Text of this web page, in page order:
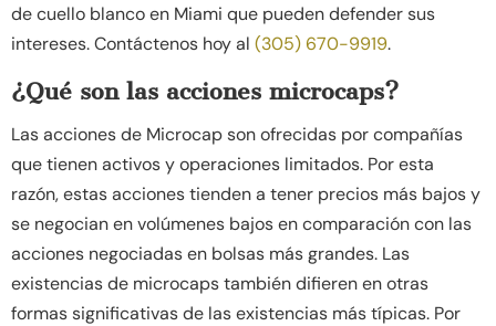
de cuello blanco en Miami que pueden defender sus
intereses. Contáctenos hoy al (305) 670-9919.
¿Qué son las acciones microcaps?
Las acciones de Microcap son ofrecidas por compañías
que tienen activos y operaciones limitados. Por esta
razón, estas acciones tienden a tener precios más bajos y
se negocian en volúmenes bajos en comparación con las
acciones negociadas en bolsas más grandes. Las
existencias de microcaps también difieren en otras
formas significativas de las existencias más típicas. Por